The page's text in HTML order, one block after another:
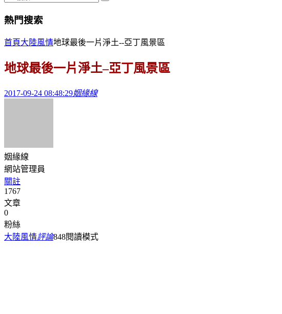
熱門搜索
首頁大陸風情地球最後一片淨土--亞丁風景區
地球最後一片淨土–亞丁風景區
2017-09-24 08:48:29姻緣線
姻緣線
網站管理員
關註
1767
文章
0
粉絲
大陸風情評論848閱讀模式